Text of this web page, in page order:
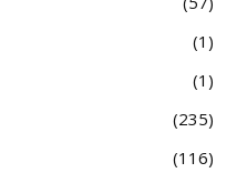
1
1
235
116